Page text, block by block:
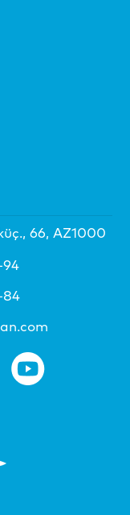
66, AZ1000
94
84